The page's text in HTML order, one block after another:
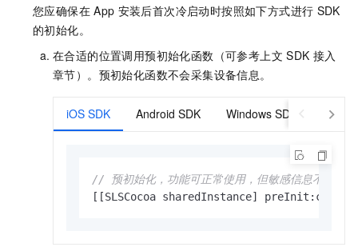
您应确保在 App 安装后首次冷启动时按照如下方式进行 SDK
的初始化。
在合适的位置调用预初始化函数（可参考上文 SDK 接入
章节）。预初始化函数不会采集设备信息。
iOS SDK Android SDK Windows SDK
// 预初始化，功能可正常使用，但敏感信息不会采集
[[SLSCocoa sharedInstance]